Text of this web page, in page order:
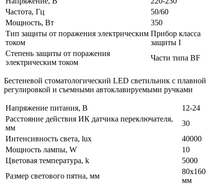
Частота, Гц
50/60
Мощность, Вт
350
Тип защиты от поражения электрическим
током
Прибор класса
защиты I
Степень защиты от поражения
электрическим током
Части типа BF
Бестеневой стоматологический LED светильник с плавной
регулировкой и съемными автоклавируемыми ручками
Напряжение питания, В
12-24
Расстояние действия ИК датчика переключателя,
мм
30
Интенсивность света, lux
40000
Мощность лампы, W
10
Цветовая температура, k
5000
Размер светового пятна, мм
80x160
мм